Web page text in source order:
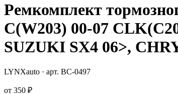
Ремкомплект
C(W203) 00-07
SUZUKI SX4 06>,
LYNXauto · арт. BC-0497
от 350 ₽